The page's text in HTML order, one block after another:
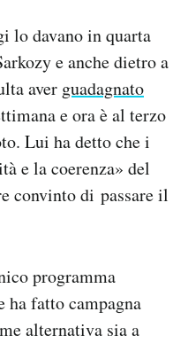
lo davano in quarta
e anche dietro a
aver guadagnato
e ora è al terzo
Lui ha detto che i
e la coerenza» del
convinto di passare il
programma
ha fatto campagna
alternativa sia a